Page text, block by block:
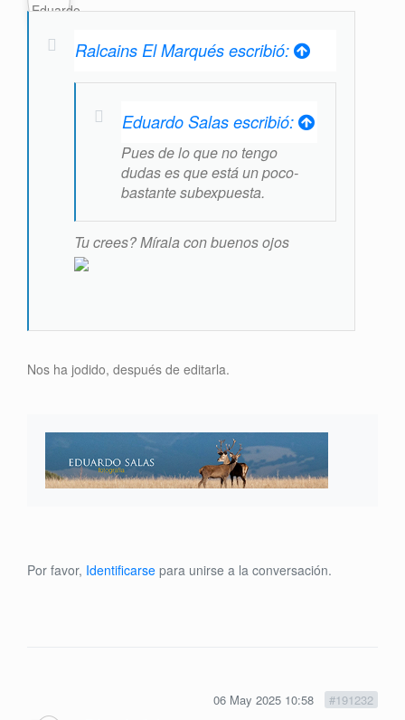
Ralcains El Marqués escribió:
Eduardo Salas escribió:
Pues de lo que no tengo
dudas es que está un poco-
bastante subexpuesta.
Tu crees? Mírala con buenos ojos
Nos ha jodido, después de editarla.
Por favor, Identificarse para unirse a la conversación.
06 May 2025 10:58 #191232